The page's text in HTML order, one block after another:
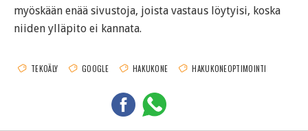
myöskään enää sivustoja, joista vastaus löytyisi, koska
niiden ylläpito ei kannata.
TEKOÄLY GOOGLE HAKUKONE HAKUKONEOPTIMOINTI